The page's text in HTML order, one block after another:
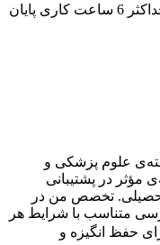
کاری
پایان
علوم پزشکی و
در پشتیبانی
تخصص من در
متناسب با شرایط هر
حفظ انگیزه و